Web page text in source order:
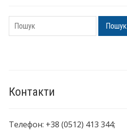
Пошук Пошук
Контакти
Телефон: +38 (0512) 413 344;